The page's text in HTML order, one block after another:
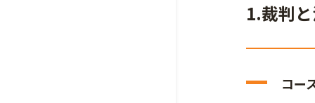
1.裁判
コー